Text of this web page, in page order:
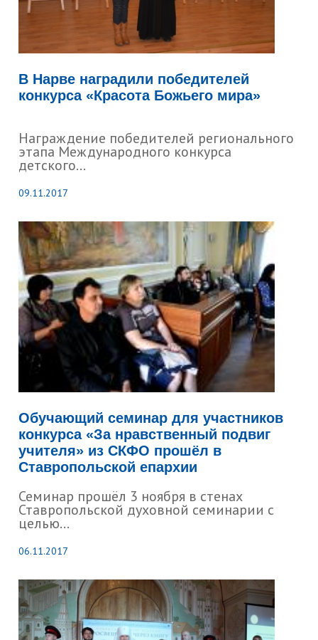
В Нарве наградили победителей
конкурса «Красота Божьего мира»
Награждение победителей регионального
этапа Международного конкурса
детского...
09.11.2017
Обучающий семинар для участников
конкурса «За нравственный подвиг
учителя» из СКФО прошёл в
Ставропольской епархии
Семинар прошёл 3 ноября в стенах
Ставропольской духовной семинарии с
целью...
06.11.2017